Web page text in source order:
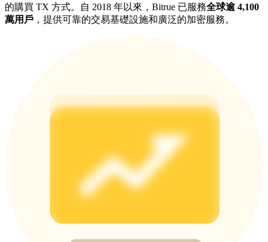
邀请好友
的購買 TX 方式。自 2018 年以來，Bitrue 已服務全球逾 4,100
萬用戶 ，提供可靠的交易基礎設施和廣泛的加密服務。